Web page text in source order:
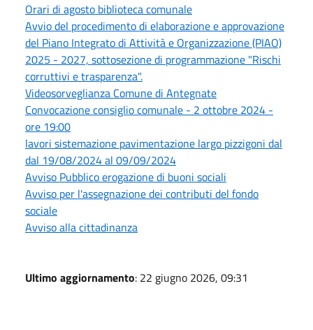
Orari di agosto biblioteca comunale
Avvio del procedimento di elaborazione e approvazione
del Piano Integrato di Attività e Organizzazione (PIAO)
2025 - 2027, sottosezione di programmazione "Rischi
corruttivi e trasparenza".
Videosorveglianza Comune di Antegnate
Convocazione consiglio comunale - 2 ottobre 2024 -
ore 19:00
lavori sistemazione pavimentazione largo pizzigoni dal
dal 19/08/2024 al 09/09/2024
Avviso Pubblico erogazione di buoni sociali
Avviso per l'assegnazione dei contributi del fondo
sociale
Avviso alla cittadinanza
Ultimo aggiornamento: 22 giugno 2026, 09:31